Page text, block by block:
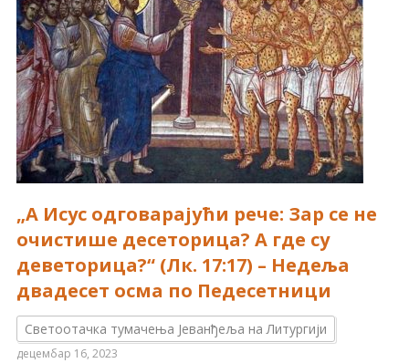
„А Исус одговарајући рече: Зар се не
очистише десеторица? А где су
деветорица?“ (Лк. 17:17) – Недеља
двадесет осма по Педесетници
Светоотачка тумачења Јеванђеља на Литургији
децембар 16, 2023